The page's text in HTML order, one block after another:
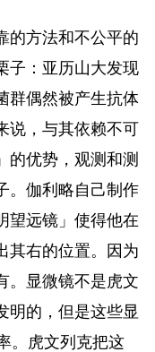
的方法和不公平的
子：亚历山大发现
群偶然被产生抗体
说，与其依赖不可
的优势，观测和测
。伽利略自己制作
望远镜」使得他在
其右的位置。因为
。显微镜不是虎文
明的，但是这些显
。虎文列克把这